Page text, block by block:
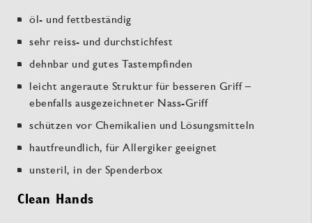
öl- und fettbeständig
sehr reiss- und durchstichfest
dehnbar und gutes Tastempfinden
leicht angeraute Struktur für besseren Griff –
ebenfalls ausgezeichneter Nass-Griff
schützen vor Chemikalien und Lösungsmitteln
hautfreundlich, für Allergiker geeignet
unsteril, in der Spenderbox
Clean Hands